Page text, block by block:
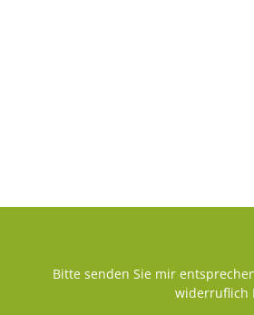
Bitte senden Sie mir
widerruflich